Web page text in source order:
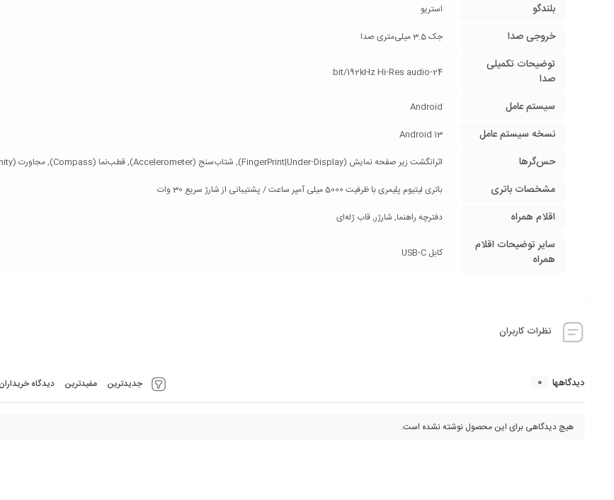
بلندگو
استریو
خروجی صدا جک 3.5 میلی‌متری صدا
توضیحات تکمیلی
صدا
24-bit/192kHz Hi-Res audio
سیستم عامل Android
نسخه سیستم عامل Android 13
حس‌گرها اثرانگشت زیر صفحه نمایش (FingerPrint|Under-Display), شتاب‌سنج (Accelerometer), قطب‌نما (Compass), مجاورت (Proximity), ژیروسکوپ (Gyro)
مشخصات باتری باتری لیتیوم پلیمری با ظرفیت 5000 میلی آمپر ساعت / پشتیبانی از شارژ سریع 30 وات
اقلام همراه دفترچه‌ راهنما, شارژر, قاب ژله‌ای
سایر توضیحات اقلام
همراه
کابل USB-C
نظرات کاربران
دیدگاهها 0 جدیدترین مفیدترین دیدگاه
هیچ دیدگاهی برای این محصول نوشته نشده است.